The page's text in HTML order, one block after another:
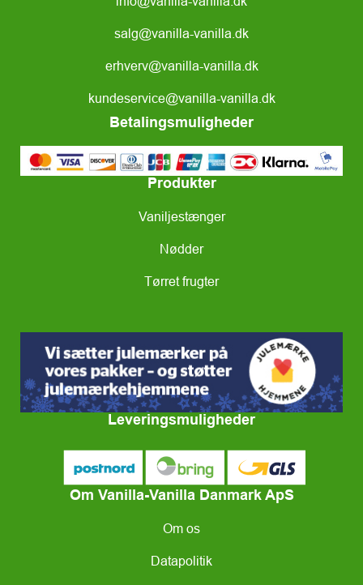
salg@vanilla-vanilla.dk
erhverv@vanilla-vanilla.dk
kundeservice@vanilla-vanilla.dk
Betalingsmuligheder
Produkter
Vaniljestænger
Nødder
Tørret frugter
Leveringsmuligheder
Om Vanilla-Vanilla Danmark ApS
Om os
Datapolitik